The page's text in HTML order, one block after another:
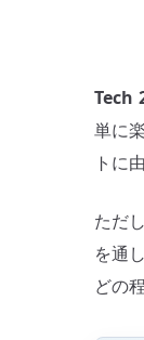
Tech
単に
トに
ただ
を通
どの